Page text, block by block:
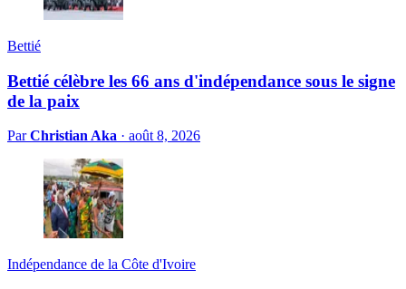
Bettié
Bettié célèbre les 66 ans d'indépendance sous le signe
de la paix
ParChristian Aka · août 8, 2026
Indépendance de la Côte d'Ivoire